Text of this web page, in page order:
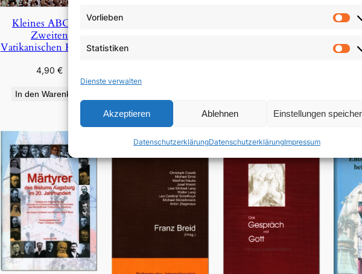
Vorlieben
Statistiken
Dienste verwalten
Akzeptieren Ablehnen Einstellungen
DatenschutzerklärungDatenschutzerklärungImpressum
Kleines ABC des
Zweiten
Vatikanischen Konzils
4,90 €
In den Warenkorb
durch die Hand des
In den Warenkorb
In